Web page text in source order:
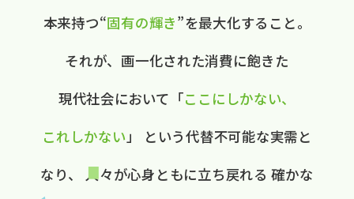
本来持つ“固有の​輝き”を​最大化する​こと。
それが、​画一化された​消費に​飽きた​
現代社会に​おいて ​「ここに​しかない、​
これしかない 」
と​いう​代替不可能な​実需と​
なり、
人々が​心身ともに​立ち戻れる 確かな​